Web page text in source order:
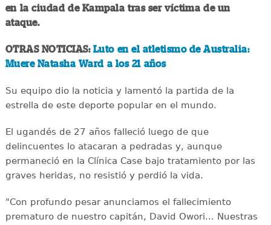
en la ciudad de Kampala tras ser víctima de un
ataque.
OTRAS NOTICIAS: Luto en el atletismo de Australia:
Muere Natasha Ward a los 21 años
Su equipo dio la noticia y lamentó la partida de la
estrella de este deporte popular en el mundo.
El ugandés de 27 años falleció luego de que
delincuentes lo atacaran a pedradas y, aunque
permaneció en la Clínica Case bajo tratamiento por las
graves heridas, no resistió y perdió la vida.
"Con profundo pesar anunciamos el fallecimiento
prematuro de nuestro capitán, David Owori... Nuestras